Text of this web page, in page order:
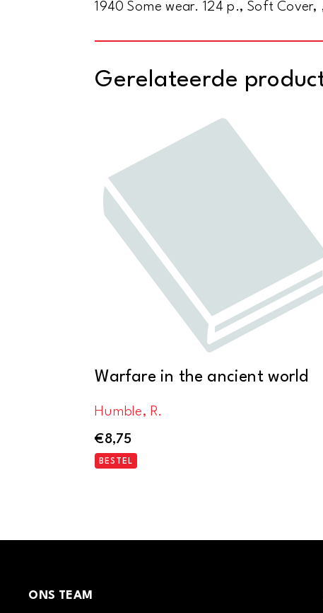
1940 Some wear. 124 p., Soft Cover,
Gerelateerde
Warfare in the ancient world
Humble, R.
€8,75
BESTEL
ONS TEAM